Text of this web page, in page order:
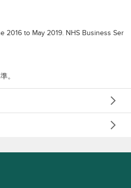
2016 to May 2019. NHS Business Ser
。